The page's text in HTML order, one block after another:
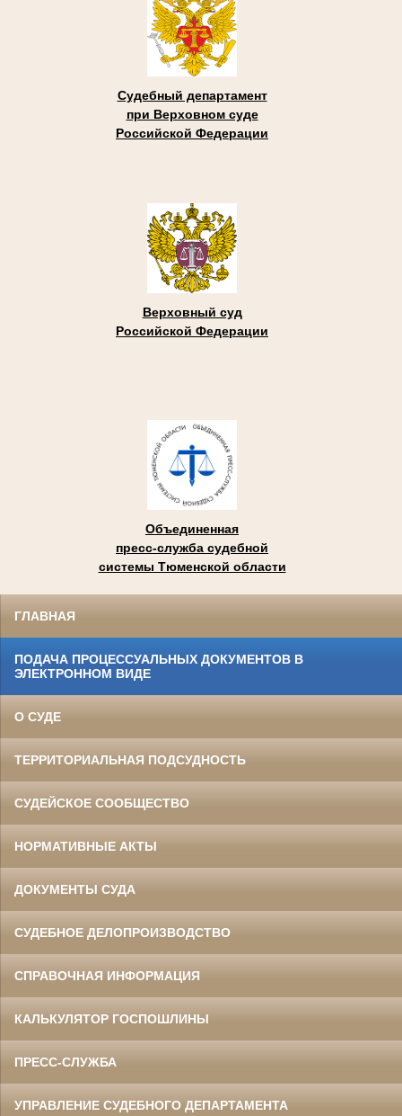
Судебный департамент
при Верховном суде
Российской Федерации
Верховный суд
Российской Федерации
Объединенная
пресс-служба судебной
системы Тюменской области
ГЛАВНАЯ
ПОДАЧА ПРОЦЕССУАЛЬНЫХ ДОКУМЕНТОВ В
ЭЛЕКТРОННОМ ВИДЕ
О СУДЕ
ТЕРРИТОРИАЛЬНАЯ ПОДСУДНОСТЬ
СУДЕЙСКОЕ СООБЩЕСТВО
НОРМАТИВНЫЕ АКТЫ
ДОКУМЕНТЫ СУДА
СУДЕБНОЕ ДЕЛОПРОИЗВОДСТВО
СПРАВОЧНАЯ ИНФОРМАЦИЯ
КАЛЬКУЛЯТОР ГОСПОШЛИНЫ
ПРЕСС-СЛУЖБА
УПРАВЛЕНИЕ СУДЕБНОГО ДЕПАРТАМЕНТА